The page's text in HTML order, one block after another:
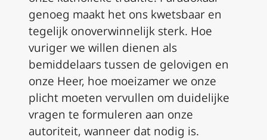
genoeg maakt het ons kwetsbaar en
tegelijk onoverwinnelijk sterk. Hoe
vuriger we willen dienen als
bemiddelaars tussen de gelovigen en
onze Heer, hoe moeizamer we onze
plicht moeten vervullen om duidelijke
vragen te formuleren aan onze
autoriteit, wanneer dat nodig is.